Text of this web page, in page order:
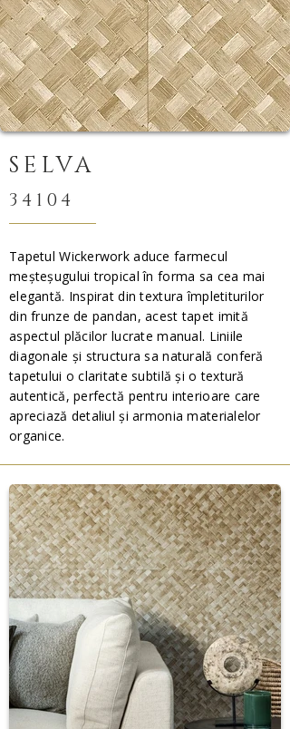
SELVA
34104
Tapetul Wickerwork aduce farmecul
meșteșugului tropical în forma sa cea mai
elegantă. Inspirat din textura împletiturilor
din frunze de pandan, acest tapet imită
aspectul plăcilor lucrate manual. Liniile
diagonale și structura sa naturală conferă
tapetului o claritate subtilă și o textură
autentică, perfectă pentru interioare care
apreciază detaliul și armonia materialelor
organice.